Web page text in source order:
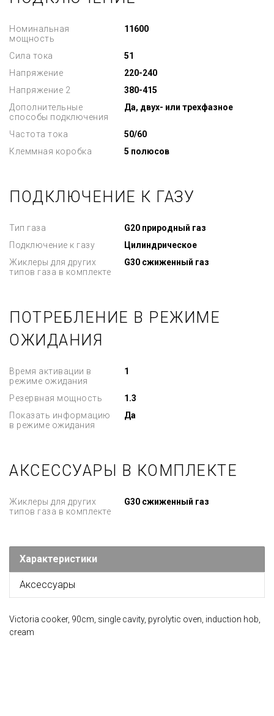
Номинальная
мощность
11600
Сила тока
51
Напряжение
220-240
Напряжение 2
380-415
Дополнительные
способы подключения
Да, двух- или трехфазное
Частота тока
50/60
Клеммная коробка
5 полюсов
ПОДКЛЮЧЕНИЕ К ГАЗУ
Тип газа
G20 природный газ
Подключение к газу
Цилиндрическое
Жиклеры для других
типов газа в комплекте
G30 сжиженный газ
ПОТРЕБЛЕНИЕ В РЕЖИМЕ
ОЖИДАНИЯ
Время активации в
режиме ожидания
1
Резервная мощность
1.3
Показать информацию
в режиме ожидания
Да
АКСЕССУАРЫ В КОМПЛЕКТЕ
Жиклеры для других
типов газа в комплекте
G30 сжиженный газ
Характеристики
Аксессуары
Victoria cooker, 90cm, single cavity, pyrolytic oven, induction hob,
cream